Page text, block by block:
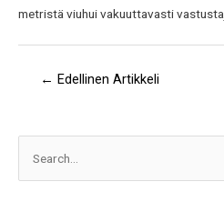
metristä viuhui vakuuttavasti
← Edellinen Artikkeli